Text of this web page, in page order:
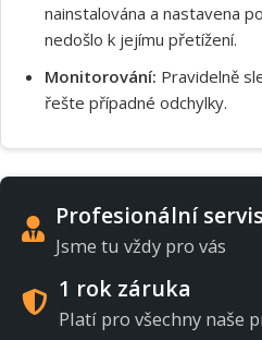
nainstalována a nastavena
nedošlo k jejímu přetížení.
Monitorování: Pravidelně
řešte případné odchylky.
Profesionální servis
Jsme tu vždy pro vás
1 rok záruka
Platí pro všechny naše